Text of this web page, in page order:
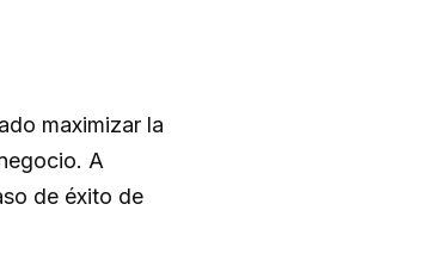
maximizar la
A
de éxito de